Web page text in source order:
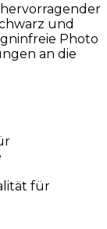
und
Photo
an die
für